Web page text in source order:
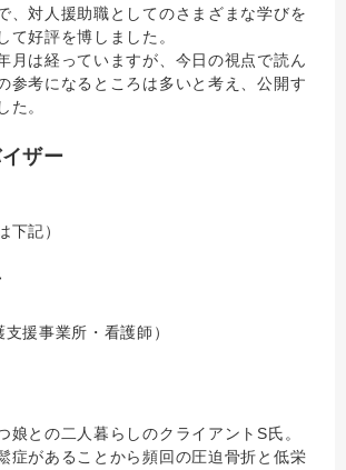
、対人援助職としてのさまざまな学びを
て好評を博しました。
月は経っていますが、今日の視点で読ん
参考になるところは多いと考え、公開す
た。
ザー
下記）
援事業所・看護師）
との二人暮らしのクライアントS氏。
症があることから頻回の圧迫骨折と低栄